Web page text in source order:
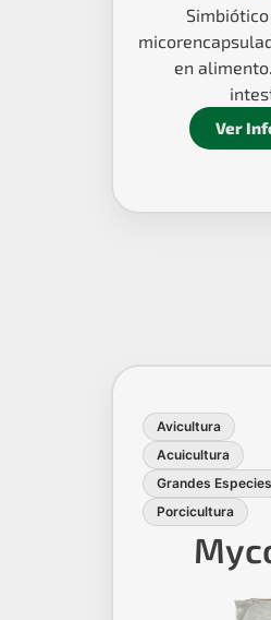
en
Ver
Avicultura
Acuicultura
Grandes Especies
Porcicultura